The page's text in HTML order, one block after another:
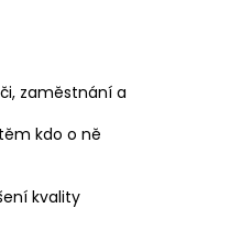
zaměstnání a
kdo o ně
kvality